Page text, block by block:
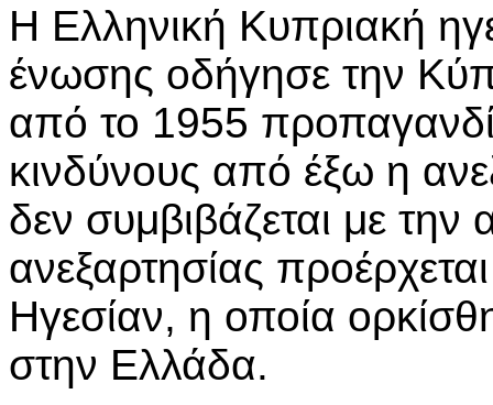
Η Ελληνική Κυπριακή
ένωσης οδήγησε την
από το 1955
κινδύνους από έξω η
δεν συμβιβάζεται με
ανεξαρτησίας
Ηγεσίαν, η οποία
στην Ελλάδα.